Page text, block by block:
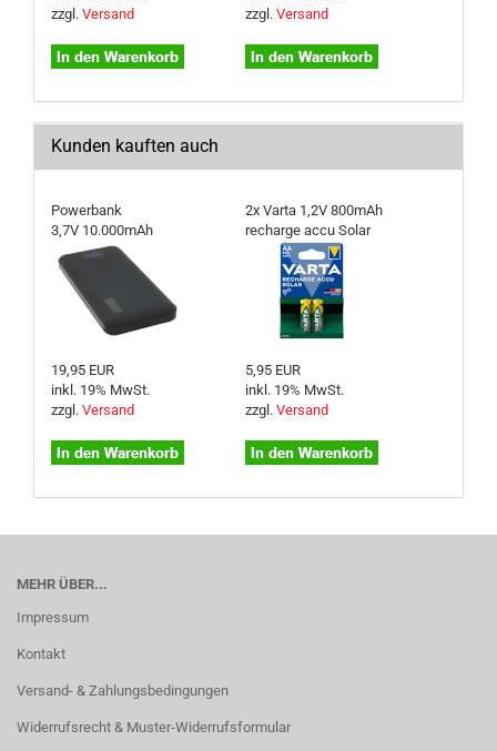
zzgl. Versand
zzgl. Versand
Kunden kauften auch
Powerbank
3,7V 10.000mAh
19,95 EUR
inkl. 19% MwSt.
zzgl. Versand
2x Varta 1,2V 800mAh
recharge accu Solar
5,95 EUR
inkl. 19% MwSt.
zzgl. Versand
MEHR ÜBER...
Impressum
Kontakt
Versand- & Zahlungsbedingungen
Widerrufsrecht & Muster-Widerrufsformular